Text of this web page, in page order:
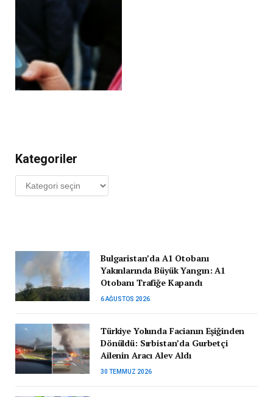
Kategoriler
Kategoriler
Bulgaristan’da A1 Otobanı
Yakınlarında Büyük Yangın: A1
Otobanı Trafiğe Kapandı
6 AĞUSTOS 2026
Türkiye Yolunda Facianın Eşiğinden
Dönüldü: Sırbistan’da Gurbetçi
Ailenin Aracı Alev Aldı
30 TEMMUZ 2026